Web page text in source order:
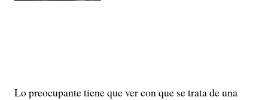
Lo preocupante tiene que ver con que se trata de una